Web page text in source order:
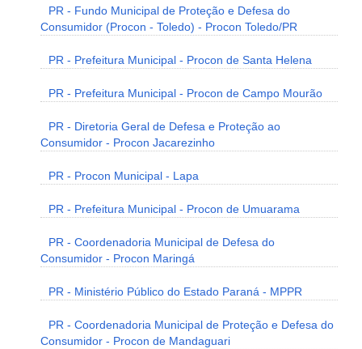
PR - Fundo Municipal de Proteção e Defesa do
Consumidor (Procon - Toledo) - Procon Toledo/PR
PR - Prefeitura Municipal - Procon de Santa Helena
PR - Prefeitura Municipal - Procon de Campo Mourão
PR - Diretoria Geral de Defesa e Proteção ao
Consumidor - Procon Jacarezinho
PR - Procon Municipal - Lapa
PR - Prefeitura Municipal - Procon de Umuarama
PR - Coordenadoria Municipal de Defesa do
Consumidor - Procon Maringá
PR - Ministério Público do Estado Paraná - MPPR
PR - Coordenadoria Municipal de Proteção e Defesa do
Consumidor - Procon de Mandaguari